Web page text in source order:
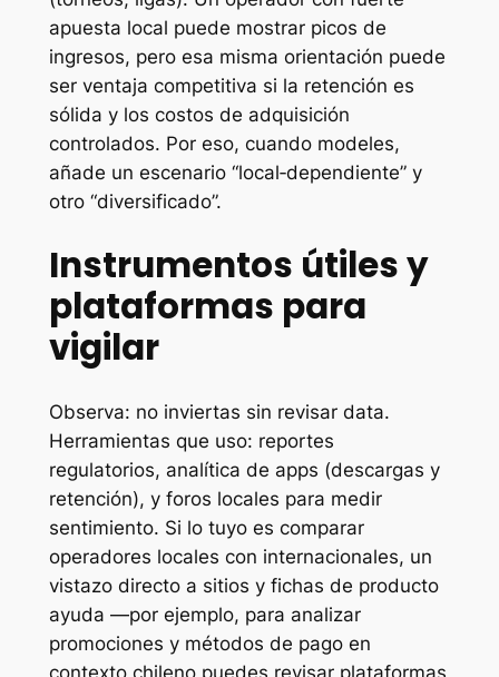
apuesta local puede mostrar picos de
ingresos, pero esa misma orientación puede
ser ventaja competitiva si la retención es
sólida y los costos de adquisición
controlados. Por eso, cuando modeles,
añade un escenario “local‑dependiente” y
otro “diversificado”.
Instrumentos útiles y
plataformas para
vigilar
Observa: no inviertas sin revisar data.
Herramientas que uso: reportes
regulatorios, analítica de apps (descargas y
retención), y foros locales para medir
sentimiento. Si lo tuyo es comparar
operadores locales con internacionales, un
vistazo directo a sitios y fichas de producto
ayuda —por ejemplo, para analizar
promociones y métodos de pago en
contexto chileno puedes revisar plataformas